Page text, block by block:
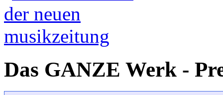
Das GANZE Werk -